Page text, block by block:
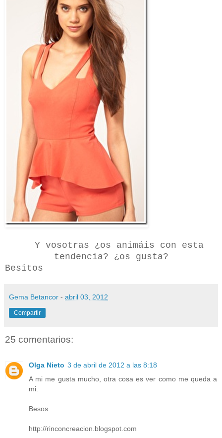
Y vosotras ¿os animáis con esta
tendencia? ¿os gusta?
Besitos
Gema Betancor - abril 03, 2012
Compartir
25 comentarios:
Olga Nieto 3 de abril de 2012 a las 8:18
A mi me gusta mucho, otra cosa es ver como me queda a
mi.
Besos
http://rinconcreacion.blogspot.com